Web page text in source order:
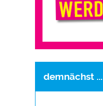
demnächst ...